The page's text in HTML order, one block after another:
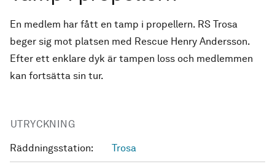
En medlem har fått en tamp i propellern. RS Trosa
beger sig mot platsen med Rescue Henry Andersson.
Efter ett enklare dyk är tampen loss och medlemmen
kan fortsätta sin tur.
UTRYCKNING
Räddningsstation: Trosa